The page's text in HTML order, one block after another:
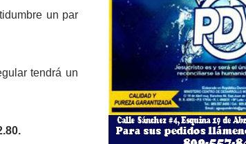
un par
tendrá un